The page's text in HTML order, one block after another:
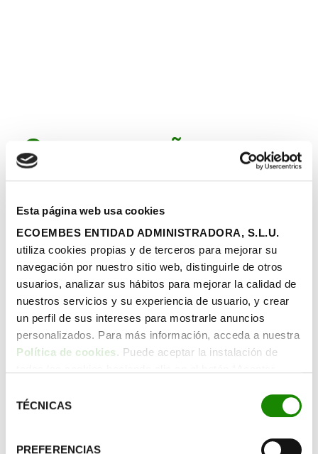
Esta página web usa cookies
ECOEMBES ENTIDAD ADMINISTRADORA, S.L.U.
utiliza cookies propias y de terceros para mejorar su
navegación por nuestro sitio web, distinguirle de otros
usuarios, analizar sus hábitos para mejorar la calidad de
nuestros servicios y su experiencia de usuario, y crear
un perfil de sus intereses para mostrarle anuncios
personalizados. Para más información, acceda a nuestra
Política de cookies. Puede aceptar la instalación de
botón “Configurar cookies”, o rechazar su instalación,
TÉCNICAS
PREFERENCIAS
«Con pequeñas
acciones hacemos
grandes cambios»
En un nuevo episodio de nuestra
serie ¿Cómo le contarías a un niño
de primaria…? hablamos con la
oceanógrafa y meteoróloga
Mercedes Martín, que nos explica la
relación entre medioambiente y
las huellas del cambio climático.